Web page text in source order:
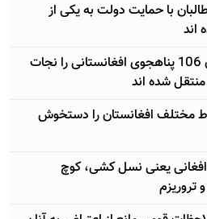
با حمایت دولت به يکی از
اند
خبر فوری: گارد ساحلی یونان 106 پناهجوی افغانستانی را نجات
شده اند
مختلف افغانستان را دستخوش
یعنی نسل کشی، کوچ
تروريزم